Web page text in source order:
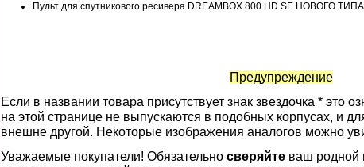
Пульт для спутникового ресивера DREAMBOX 800 HD SE НОВОГО ТИПА
Предупреждение
Если в названии товара присутствует знак звездочка * это
на этой странице не выпускаются в подобных корпусах, и
внешне другой. Некоторые изображения аналогов можно
Уважаемые покупатели! Обязательно сверяйте ваш родной